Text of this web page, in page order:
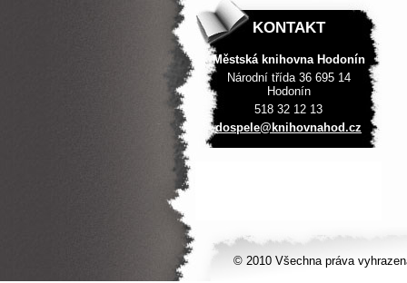
KONTAKT
Městská knihovna Hodonín
Národní třída 36 695 14
Hodonín
518 32 12 13
dospele@ knihovnahod.cz
© 2010 Všechna práva